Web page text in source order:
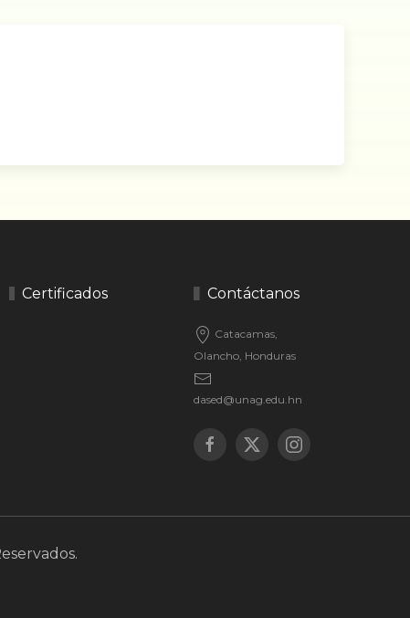
Certificados Contáctanos
Catacamas,
Olancho, Honduras
dased@unag.edu.hn